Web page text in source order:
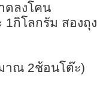
ดลงโคน
กิโลกรัม สองถุง
าณ 2ช้อนโต๊ะ)